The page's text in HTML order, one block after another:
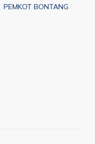
PEMKOT BONTANG